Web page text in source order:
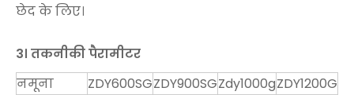
छेद के लिए।
3। तकनीकी पैरामीटर
नमूना
ZDY600SGZDY900SGZdy1000gZDY1200G